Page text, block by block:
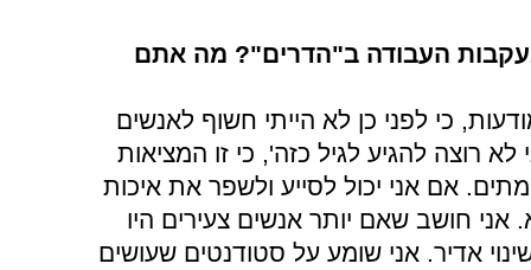
העבודה ב"הדרים"? מה אתם
כי לפני כן לא הייתי חשוף לאנשים
רוצה להגיע לגיל כזה', כי זו המציאות
אם אני יכול לסייע ולשפר את איכות
חושב שאם יותר אנשים צעירים היו
אדיר. אני שומע על סטודנטים שעושים